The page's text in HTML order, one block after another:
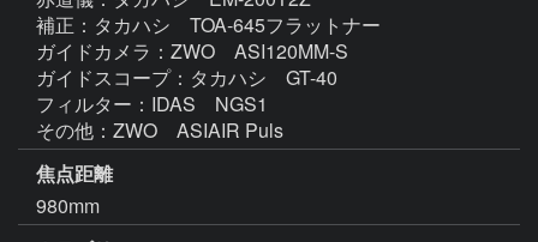
補正：タカハシ　TOA-645フラットナー
ガイドカメラ：ZWO　ASI120MM-S
ガイドスコープ：タカハシ　GT-40
フィルター：IDAS　NGS1
その他：ZWO　ASIAIR Puls
焦点距離
980mm